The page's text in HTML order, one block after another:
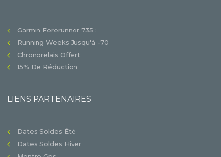
Garmin Forerunner 735 : -
Running Weeks Jusqu'à -70
Chronorelais Offert
15% De Réduction
LIENS PARTENAIRES
Dates Soldes Été
Dates Soldes Hiver